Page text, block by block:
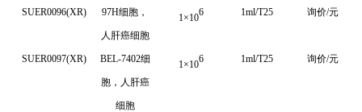
SUER0096(XR) 97H细胞，
人肝癌细胞
1 ×106 1ml/T25 询价/元
SUER0097(XR) BEL-7402细
胞，人肝癌
细胞
1 ×106 1ml/T25 询价/元